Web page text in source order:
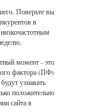
Поверьте вы
в
момент - это
фактора (ПФ)
узнавать
положительно
сайта в